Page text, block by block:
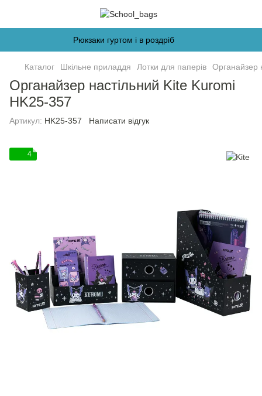
Рюкзаки гуртом і в роздріб
Каталог Шкільне приладдя Лотки для паперів Органайзер
Органайзер настільний Kite Kuromi
HK25-357
Артикул: HK25-357 Написати відгук
4